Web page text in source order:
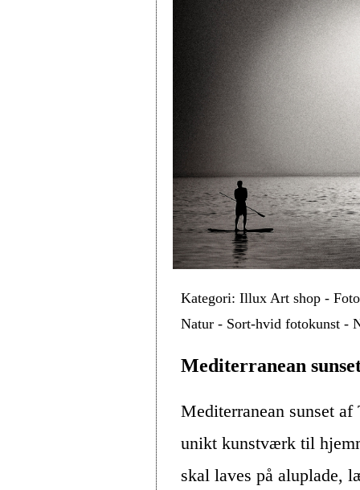
Kategori: Illux Art shop -
Natur - Sort-hvid fotokunst -
Mediterranean
Mediterranean sunset
unikt kunstværk til
skal laves på aluplade,